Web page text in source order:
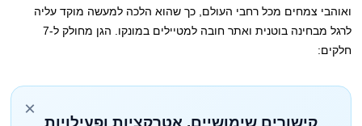
ואוהבי צמחים מכל רחבי העולם, כך שהוא הלכה למעשה מוקד עליה
לרגל מבחינה בוטנית ואתר חובה למטיילים במונקו. הגן מחולק ל-7
חלקים:
×